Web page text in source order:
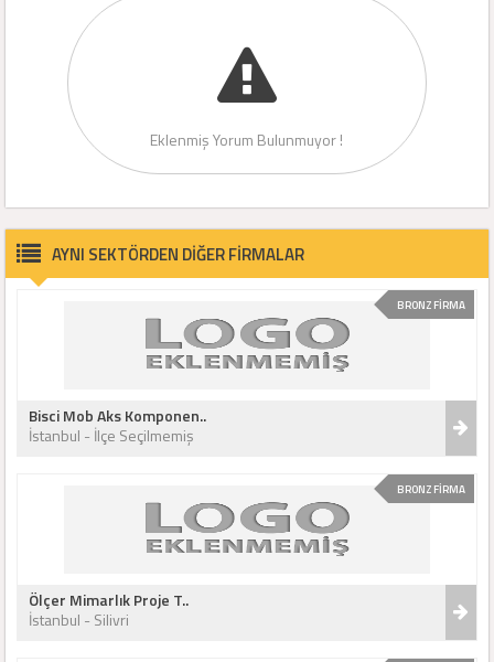
Eklenmiş Yorum Bulunmuyor !
AYNI SEKTÖRDEN DİĞER FİRMALAR
BRONZ FİRMA
Bisci Mob Aks Komponen..
İstanbul - İlçe Seçilmemiş
BRONZ FİRMA
Ölçer Mimarlık Proje T..
İstanbul - Silivri